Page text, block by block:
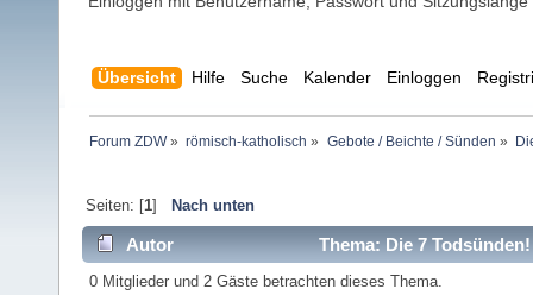
Übersicht Hilfe Suche Kalender Einloggen
Forum ZDW» römisch-katholisch » Gebote / Beichte / Sünden »
Seiten: [1] Nach unten
Autor Thema: Die 7
0 Mitglieder und 2 Gäste betrachten dieses Thema.